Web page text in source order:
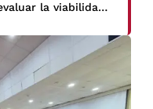
la viabilidad
G6PD en el
en dosis
de primaquina.
su apoyo a esta